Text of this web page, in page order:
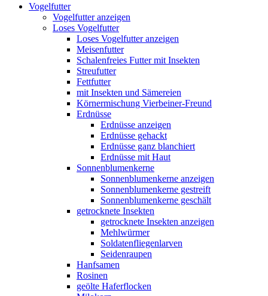
Vogelfutter
Vogelfutter anzeigen
Loses Vogelfutter
Loses Vogelfutter anzeigen
Meisenfutter
Schalenfreies Futter mit Insekten
Streufutter
Fettfutter
mit Insekten und Sämereien
Körnermischung Vierbeiner-Freund
Erdnüsse
Erdnüsse anzeigen
Erdnüsse gehackt
Erdnüsse ganz blanchiert
Erdnüsse mit Haut
Sonnenblumenkerne
Sonnenblumenkerne anzeigen
Sonnenblumenkerne gestreift
Sonnenblumenkerne geschält
getrocknete Insekten
getrocknete Insekten anzeigen
Mehlwürmer
Soldatenfliegenlarven
Seidenraupen
Hanfsamen
Rosinen
geölte Haferflocken